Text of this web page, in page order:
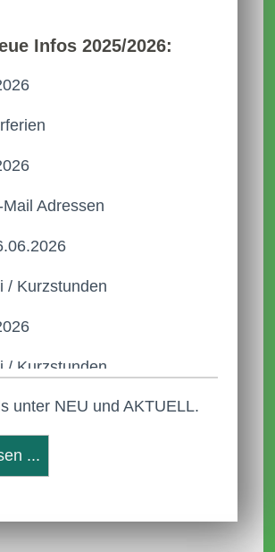
Infos 2025/2026:
Adressen
/ Kurzstunden
/ Kurzstunden
Anmeldung Webuntis
unter NEU und AKTUELL.
...